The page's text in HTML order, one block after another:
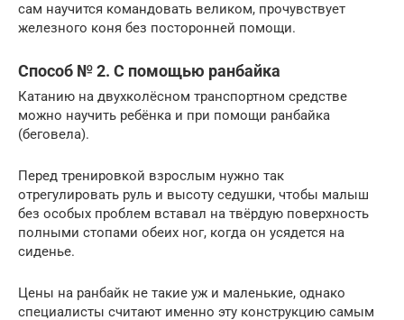
сам научится командовать великом, прочувствует
железного коня без посторонней помощи.
Способ № 2. С помощью ранбайка
Катанию на двухколёсном транспортном средстве
можно научить ребёнка и при помощи ранбайка
(беговела).
Перед тренировкой взрослым нужно так
отрегулировать руль и высоту седушки, чтобы малыш
без особых проблем вставал на твёрдую поверхность
полными стопами обеих ног, когда он усядется на
сиденье.
Цены на ранбайк не такие уж и маленькие, однако
специалисты считают именно эту конструкцию самым